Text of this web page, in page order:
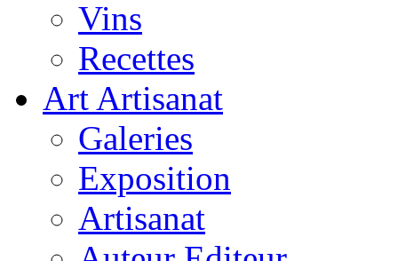
Vins
Recettes
Art Artisanat
Galeries
Exposition
Artisanat